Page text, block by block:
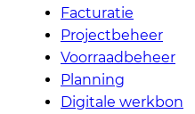
Facturatie
Projectbeheer
Voorraadbeheer
Planning
Digitale werkbon